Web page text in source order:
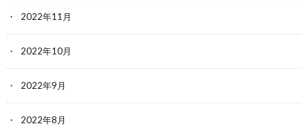
2022年11月
2022年10月
2022年9月
2022年8月